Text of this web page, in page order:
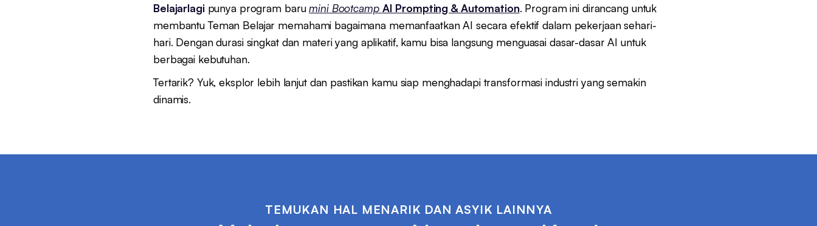
Belajarlagipunya program barumini Bootcamp AI Prompting & Automation. Program ini dirancang untuk
membantu Teman Belajar memahami bagaimana memanfaatkan AI secara efektif dalam pekerjaan sehari-
hari. Dengan durasi singkat dan materi yang aplikatif, kamu bisa langsung menguasai dasar-dasar AI untuk
berbagai kebutuhan.
Tertarik? Yuk, eksplor lebih lanjut dan pastikan kamu siap menghadapi transformasi industri yang semakin
dinamis.
TEMUKAN HAL MENARIK DAN ASYIK LAINNYA